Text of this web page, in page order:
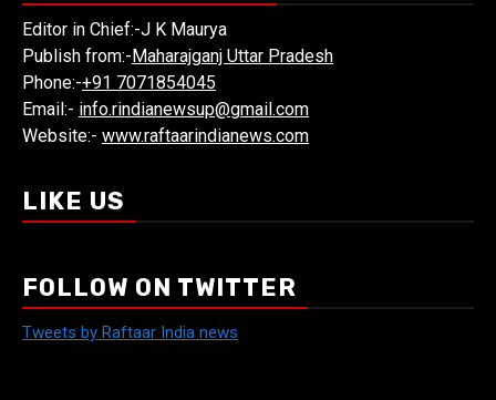
Editor in Chief:-J K Maurya
Publish from:-Maharajganj Uttar Pradesh
Phone:-+91 7071854045
Email:- info.rindianewsup@gmail.com
Website:- www.raftaarindianews.com
LIKE US
FOLLOW ON TWITTER
Tweets by Raftaar India news